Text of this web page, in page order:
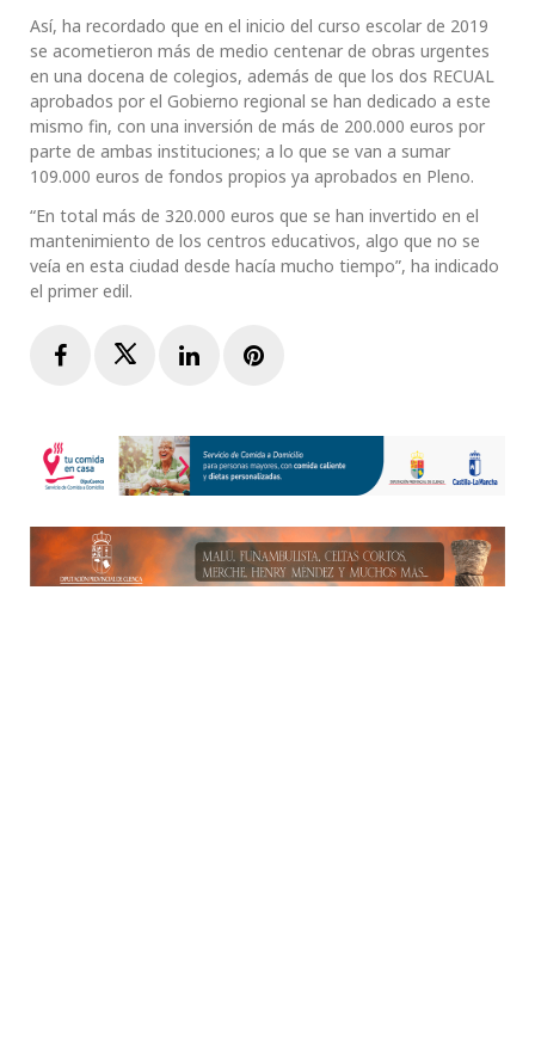
Así, ha recordado que en el inicio del curso escolar de 2019
se acometieron más de medio centenar de obras urgentes
en una docena de colegios, además de que los dos RECUAL
aprobados por el Gobierno regional se han dedicado a este
mismo fin, con una inversión de más de 200.000 euros por
parte de ambas instituciones; a lo que se van a sumar
109.000 euros de fondos propios ya aprobados en Pleno.
“En total más de 320.000 euros que se han invertido en el
mantenimiento de los centros educativos, algo que no se
veía en esta ciudad desde hacía mucho tiempo”, ha indicado
el primer edil.
FacebookTwitterLinkedInPinterest